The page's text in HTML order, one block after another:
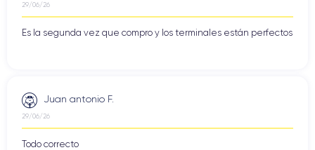
29/06/26
Es la segunda vez que compro y los terminales están perfectos
Juan antonio F.
29/06/26
Todo correcto